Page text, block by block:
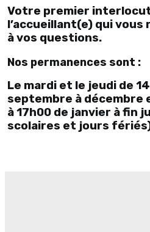
Votre premier
l’accueillant(e) qui
à vos questions.
Nos permanences sont :
Le mardi et le jeudi de
septembre à décembre
à 17h00 de janvier à fin
scolaires et jours